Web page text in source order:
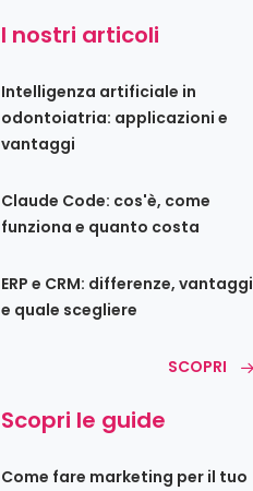
I nostri articoli
Intelligenza artificiale in
odontoiatria: applicazioni e
vantaggi
Claude Code: cos'è, come
funziona e quanto costa
ERP e CRM: differenze, vantaggi
e quale scegliere
SCOPRI
Scopri le guide
Come fare marketing per il tuo